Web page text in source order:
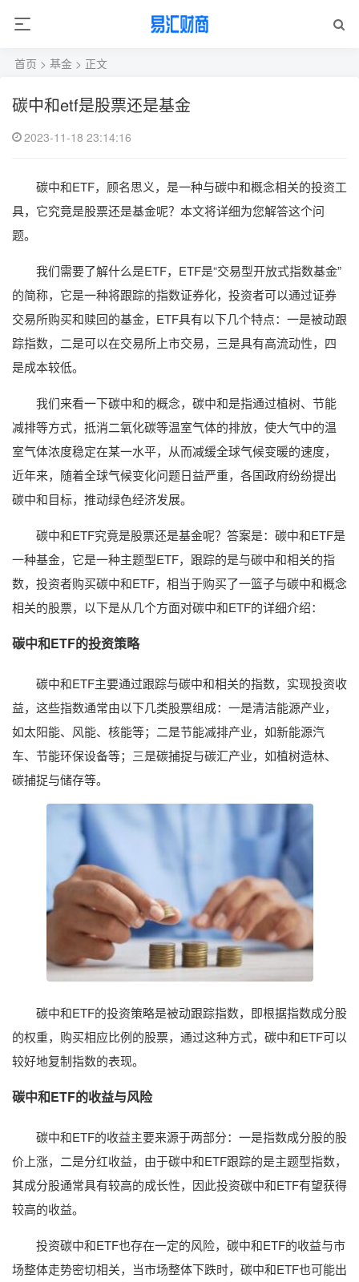
首页 > 基金 > 正文
碳中和etf是股票还是基金
2023-11-18 23:14:16
碳中和ETF，顾名思义，是一种与碳中和概念相关的投资工
具，它究竟是股票还是基金呢？本文将详细为您解答这个问
题。
我们需要了解什么是ETF，ETF是“交易型开放式指数基金”
的简称，它是一种将跟踪的指数证券化，投资者可以通过证券
交易所购买和赎回的基金，ETF具有以下几个特点：一是被动跟
踪指数，二是可以在交易所上市交易，三是具有高流动性，四
是成本较低。
我们来看一下碳中和的概念，碳中和是指通过植树、节能
减排等方式，抵消二氧化碳等温室气体的排放，使大气中的温
室气体浓度稳定在某一水平，从而减缓全球气候变暖的速度，
近年来，随着全球气候变化问题日益严重，各国政府纷纷提出
碳中和目标，推动绿色经济发展。
碳中和ETF究竟是股票还是基金呢？答案是：碳中和ETF是
一种基金，它是一种主题型ETF，跟踪的是与碳中和相关的指
数，投资者购买碳中和ETF，相当于购买了一篮子与碳中和概念
相关的股票，以下是从几个方面对碳中和ETF的详细介绍：
碳中和ETF的投资策略
碳中和ETF主要通过跟踪与碳中和相关的指数，实现投资收
益，这些指数通常由以下几类股票组成：一是清洁能源产业，
如太阳能、风能、核能等；二是节能减排产业，如新能源汽
车、节能环保设备等；三是碳捕捉与碳汇产业，如植树造林、
碳捕捉与储存等。
碳中和ETF的投资策略是被动跟踪指数，即根据指数成分股
的权重，购买相应比例的股票，通过这种方式，碳中和ETF可以
较好地复制指数的表现。
碳中和ETF的收益与风险
碳中和ETF的收益主要来源于两部分：一是指数成分股的股
价上涨，二是分红收益，由于碳中和ETF跟踪的是主题型指数，
其成分股通常具有较高的成长性，因此投资碳中和ETF有望获得
较高的收益。
投资碳中和ETF也存在一定的风险，碳中和ETF的收益与市
场整体走势密切相关，当市场整体下跌时，碳中和ETF也可能出